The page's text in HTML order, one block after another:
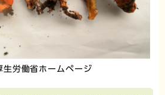
生労働省ホームページ